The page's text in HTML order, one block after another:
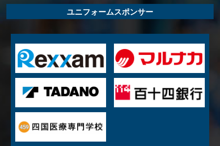
ユニフォームスポンサー